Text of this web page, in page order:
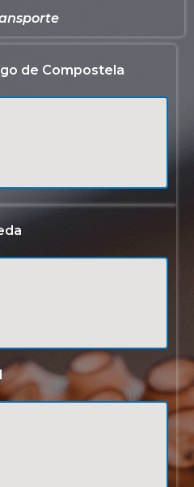
de Compostela